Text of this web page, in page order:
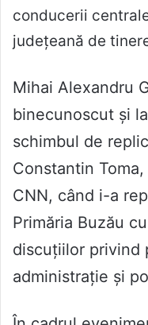
conducerii
județeană de
Mihai Alexandru
binecunoscut și
schimbul de
Constantin
CNN, când i-a
Primăria Buzău
discuțiilor privind
administrație și